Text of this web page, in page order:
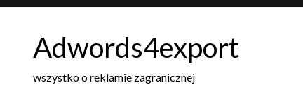
Skip
Adwords4export
wszystko o reklamie zagranicznej